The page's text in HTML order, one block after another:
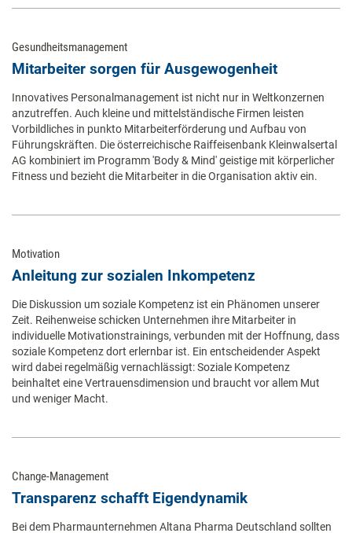
Gesundheitsmanagement
Mitarbeiter sorgen für Ausgewogenheit
Innovatives Personalmanagement ist nicht nur in Weltkonzernen
anzutreffen. Auch kleine und mittelständische Firmen leisten
Vorbildliches in punkto Mitarbeiterförderung und Aufbau von
Führungskräften. Die österreichische Raiffeisenbank Kleinwalsertal
AG kombiniert im Programm 'Body & Mind' geistige mit körperlicher
Fitness und bezieht die Mitarbeiter in die Organisation aktiv ein.
Motivation
Anleitung zur sozialen Inkompetenz
Die Diskussion um soziale Kompetenz ist ein Phänomen unserer
Zeit. Reihenweise schicken Unternehmen ihre Mitarbeiter in
individuelle Motivationstrainings, verbunden mit der Hoffnung, dass
soziale Kompetenz dort erlernbar ist. Ein entscheidender Aspekt
wird dabei regelmäßig vernachlässigt: Soziale Kompetenz
beinhaltet eine Vertrauensdimension und braucht vor allem Mut
und weniger Macht.
Change-Management
Transparenz schafft Eigendynamik
Bei dem Pharmaunternehmen Altana Pharma Deutschland sollten